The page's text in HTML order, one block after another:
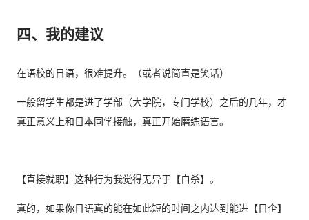
四、我的建议
在语校的日语，很难提升。（或者说简直是笑话）
一般留学生都是进了学部（大学院，专门学校）之后的几年，才
真正意义上和日本同学接触，真正开始磨练语言。
【直接就职】这种行为我觉得无异于【自杀】。
真的，如果你日语真的能在如此短的时间之内达到能进【日企】